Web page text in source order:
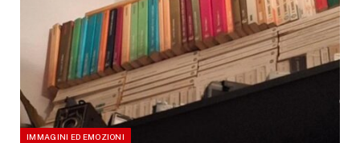
IMMAGINI ED EMOZIONI